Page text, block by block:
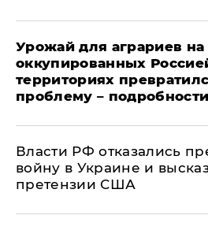
Урожай для аграриев на
оккупированных
территориях
проблему –
Власти РФ отказались
войну в Украине и
претензии США